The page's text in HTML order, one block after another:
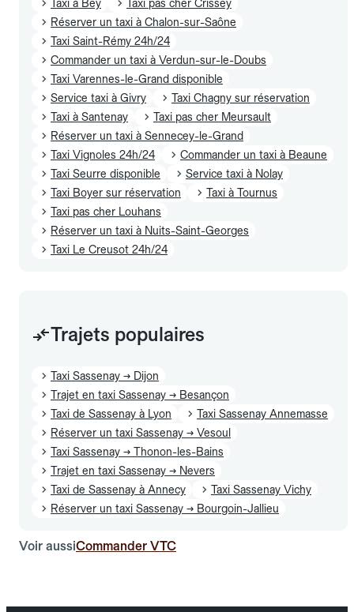
Taxi à Bey
Taxi pas cher Crissey
Réserver un taxi à Chalon-sur-Saône
Taxi Saint-Rémy 24h/24
Commander un taxi à Verdun-sur-le-Doubs
Taxi Varennes-le-Grand disponible
Service taxi à Givry
Taxi Chagny sur réservation
Taxi à Santenay
Taxi pas cher Meursault
Réserver un taxi à Sennecey-le-Grand
Taxi Vignoles 24h/24
Commander un taxi à Beaune
Taxi Seurre disponible
Service taxi à Nolay
Taxi Boyer sur réservation
Taxi à Tournus
Taxi pas cher Louhans
Réserver un taxi à Nuits-Saint-Georges
Taxi Le Creusot 24h/24
Trajets populaires
Taxi Sassenay → Dijon
Trajet en taxi Sassenay → Besançon
Taxi de Sassenay à Lyon
Taxi Sassenay Annemasse
Réserver un taxi Sassenay → Vesoul
Taxi Sassenay → Thonon-les-Bains
Trajet en taxi Sassenay → Nevers
Taxi de Sassenay à Annecy
Taxi Sassenay Vichy
Réserver un taxi Sassenay → Bourgoin-Jallieu
Voir aussiCommander VTC